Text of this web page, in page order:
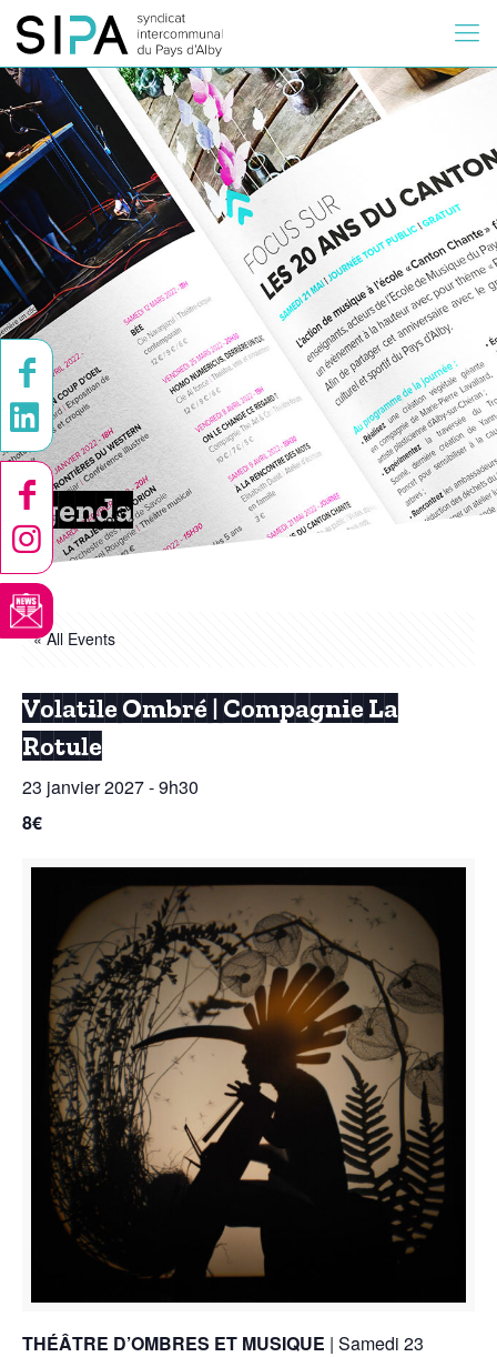
Agenda
« All Events
Volatile Ombré | Compagnie La
Rotule
23 janvier 2027 - 9h30
8€
THÉÂTRE D’OMBRES ET MUSIQUE | Samedi 23